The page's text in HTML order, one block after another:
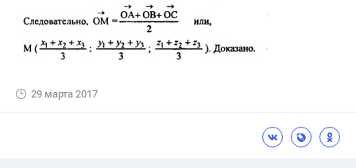
29 марта 2017